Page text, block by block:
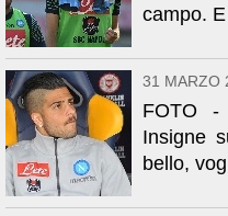
campo.
31 MARZO
FOTO -
Insigne
bello,